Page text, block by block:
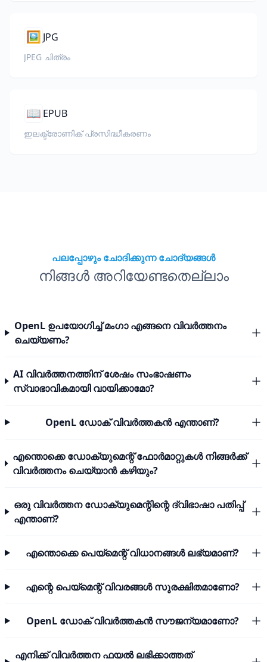
🖼️ JPG
JPEG ചിത്രം
📖 EPUB
ഇലക്ട്രോണിക് പ്രസിദ്ധീകരണം
പലപ്പോഴും ചോദിക്കുന്ന ചോദ്യങ്ങൾ
നിങ്ങൾ അറിയേണ്ടതെല്ലാം
OpenL ഉപയോഗിച്ച് മംഗാ എങ്ങനെ വിവർത്തനം
ചെയ്യണം?
AI വിവർത്തനത്തിന് ശേഷം സംഭാഷണം
സ്വാഭാവികമായി വായിക്കാമോ?
OpenL ഡോക് വിവർത്തകൻ എന്താണ്?
എന്തൊക്കെ ഡോക്യുമെന്റ് ഫോർമാറ്റുകൾ നിങ്ങർക്ക്
വിവർത്തനം ചെയ്യാൻ കഴിയും?
ഒരു വിവർത്തന ഡോക്യുമെന്റിന്റെ ദ്വിഭാഷാ പതിപ്പ്
എന്താണ്?
എന്തൊക്കെ പെയ്മെന്റ് വിധാനങ്ങൾ ലഭ്യമാണ്?
എന്റെ പെയ്മെന്റ് വിവരങ്ങൾ സുരക്ഷിതമാണോ?
OpenL ഡോക് വിവർത്തകൻ സൗജന്യമാണോ?
എനിക്ക് വിവർത്തന ഫയൽ ലഭിക്കാത്തത്